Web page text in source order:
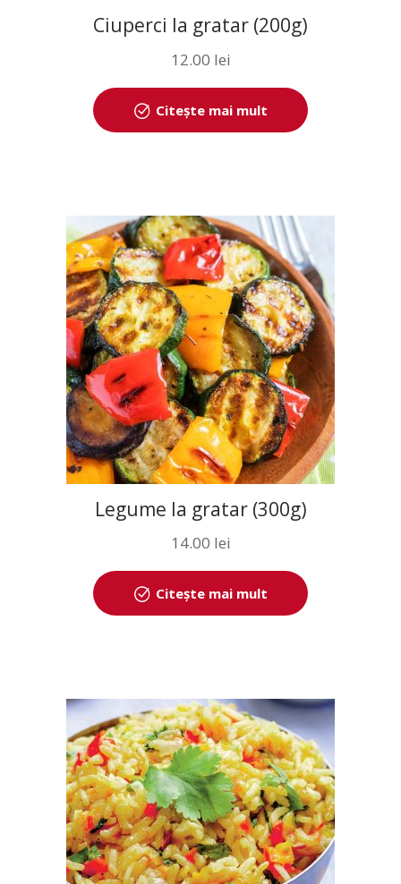
Ciuperci la gratar (200g)
12.00 lei
Citește mai mult
Legume la gratar (300g)
14.00 lei
Citește mai mult